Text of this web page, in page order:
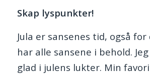
Skap lyspunkter!
Jula er sansenes tid, også for
har alle sansene i behold.
glad i julens lukter. Min